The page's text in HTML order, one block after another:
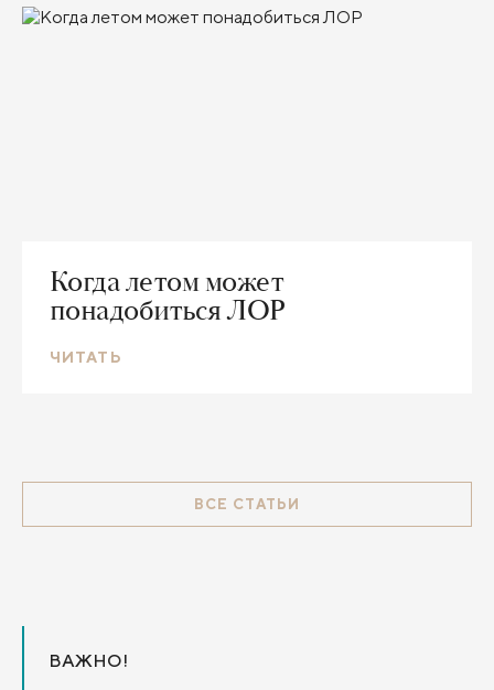
Когда летом может
понадобиться ЛОР
ЧИТАТЬ
ВСЕ СТАТЬИ
ВАЖНО!